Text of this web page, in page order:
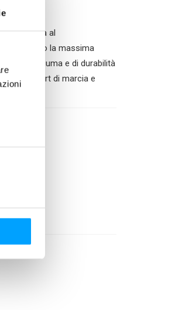
resistenza al
la massima
antischiuma e di durabilità
comfort di marcia e